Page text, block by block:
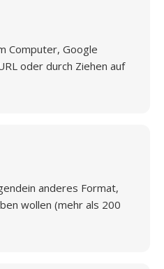
Computer, Google
oder durch Ziehen auf
anderes Format,
wollen (mehr als 200